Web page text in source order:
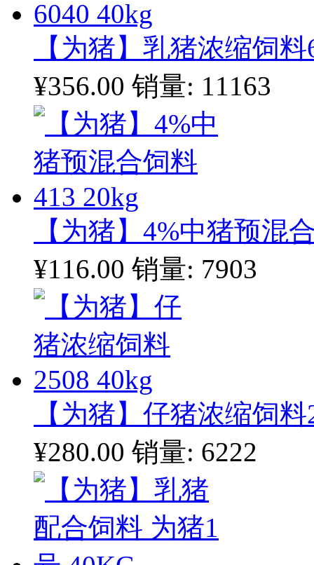
【为猪】乳猪浓缩饲
¥356.00 销量: 11163
【为猪】4%中猪预混
¥116.00 销量: 7903
【为猪】仔猪浓缩饲
¥280.00 销量: 6222